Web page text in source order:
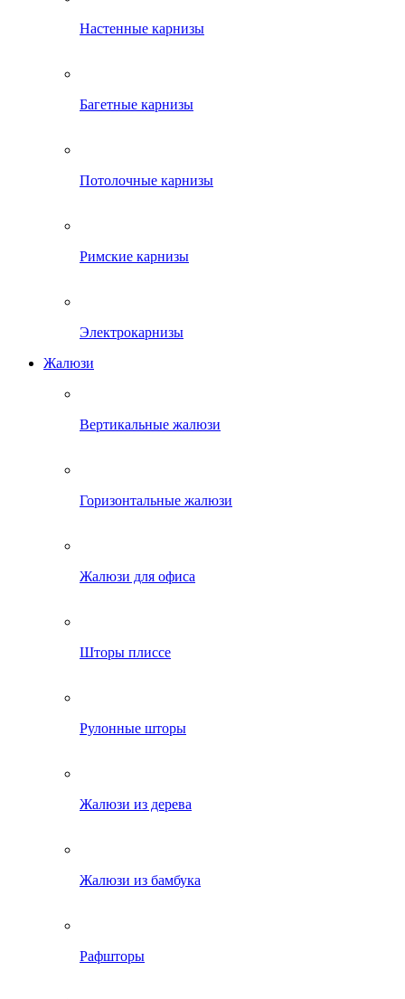
Настенные карнизы
Багетные карнизы
Потолочные карнизы
Римские карнизы
Электрокарнизы
Жалюзи
Вертикальные жалюзи
Горизонтальные жалюзи
Жалюзи для офиса
Шторы плиссе
Рулонные шторы
Жалюзи из дерева
Жалюзи из бамбука
Рафшторы